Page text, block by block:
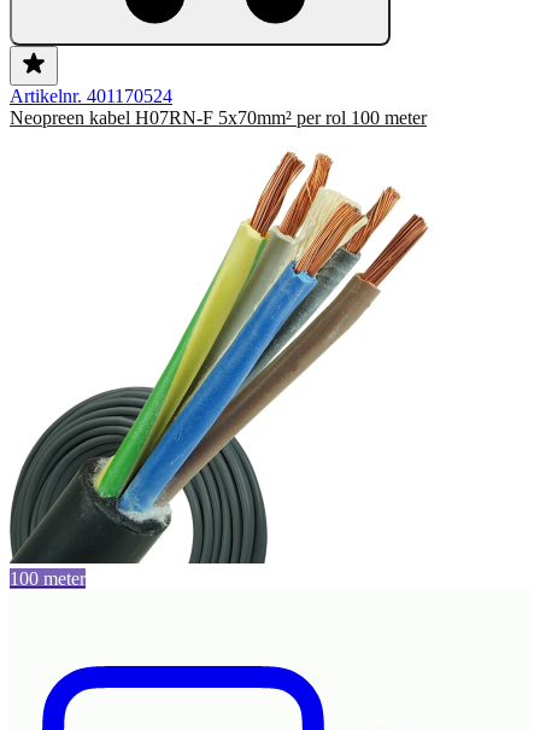
Artikelnr. 401170524
Neopreen kabel H07RN-F 5x70mm² per rol 100 meter
100 meter